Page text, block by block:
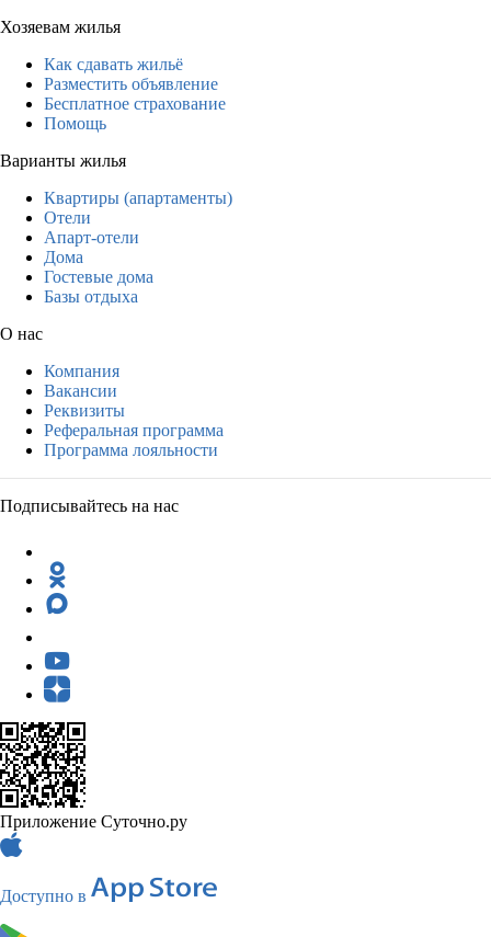
Хозяевам жилья
Как сдавать жильё
Разместить объявление
Бесплатное страхование
Помощь
Варианты жилья
Квартиры (апартаменты)
Отели
Апарт-отели
Дома
Гостевые дома
Базы отдыха
О нас
Компания
Вакансии
Реквизиты
Реферальная программа
Программа лояльности
Подписывайтесь на нас
Приложение Суточно.ру
Доступно в